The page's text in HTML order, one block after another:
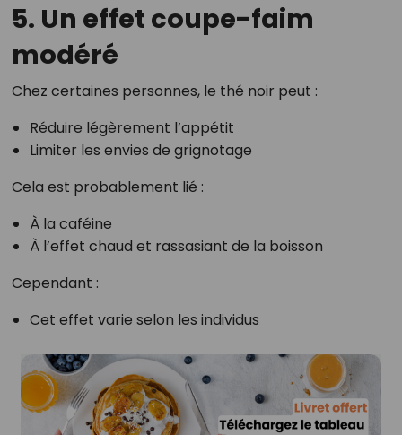
5. Un effet coupe-faim
modéré
Chez certaines personnes, le thé noir peut :
Réduire légèrement l’appétit
Limiter les envies de grignotage
Cela est probablement lié :
À la caféine
À l’effet chaud et rassasiant de la boisson
Cependant :
Cet effet varie selon les individus